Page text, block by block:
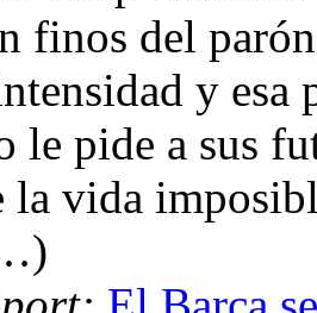
finos del
y
le pide a sus
la vida